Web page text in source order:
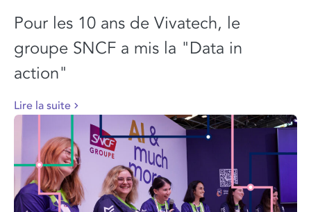
Pour les 10 ans de Vivatech, le
groupe SNCF a mis la "Data in
action"
Lire la suite